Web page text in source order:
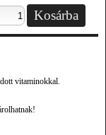
vitaminokkal.